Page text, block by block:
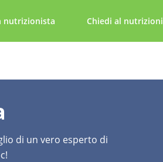
nutrizionista Chiedi al
di un vero esperto di